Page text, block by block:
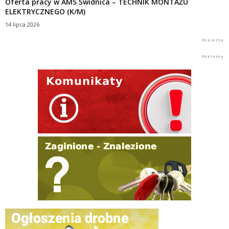
ELEKTRYCZNEGO (K/M)
14 lipca 2026